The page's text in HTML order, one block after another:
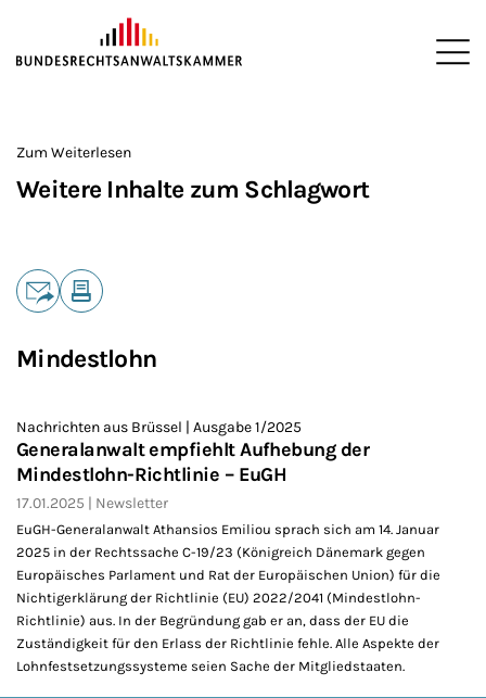
ZUM HAUPTINHALT SPRINGEN
Zum Weiterlesen
Weitere Inhalte zum Schlagwort
Teilen
Mindestlohn
Nachrichten aus Brüssel | Ausgabe 1/2025
Generalanwalt empfiehlt Aufhebung der
Mindestlohn-Richtlinie – EuGH
17.01.2025 Newsletter
EuGH-Generalanwalt Athansios Emiliou sprach sich am 14. Januar
2025 in der Rechtssache C-19/23 (Königreich Dänemark gegen
Europäisches Parlament und Rat der Europäischen Union) für die
Nichtigerklärung der Richtlinie (EU) 2022/2041 (Mindestlohn-
Richtlinie) aus. In der Begründung gab er an, dass der EU die
Zuständigkeit für den Erlass der Richtlinie fehle. Alle Aspekte der
Lohnfestsetzungssysteme seien Sache der Mitgliedstaaten.